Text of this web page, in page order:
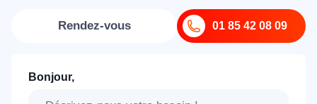
01 85 42 08 09
Rendez-vous
Bonjour,